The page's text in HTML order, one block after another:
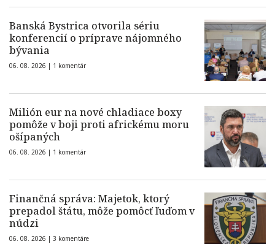
Banská Bystrica otvorila sériu
konferencií o príprave nájomného
bývania
06. 08. 2026 | 1 komentár
Milión eur na nové chladiace boxy
pomôže v boji proti africkému moru
ošípaných
06. 08. 2026 | 1 komentár
Finančná správa: Majetok, ktorý
prepadol štátu, môže pomôcť ľuďom v
núdzi
06. 08. 2026 | 3 komentáre